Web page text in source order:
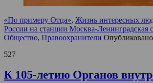
«По примеру Отца», Жизнь интересных
России на станции Москва-Ленинградская
Общество, Правоохранители Опубликовано
527
К 105-летию Органов